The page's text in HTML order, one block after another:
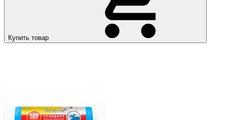
Купить товар